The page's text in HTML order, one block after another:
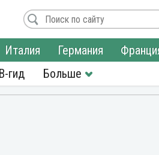
Италия Германия
гид